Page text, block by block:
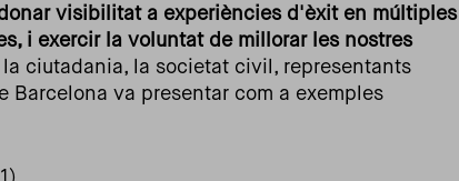
visibilitat a experiències d'èxit en múltiples
i exercir la voluntat de millorar les nostres
ciutadania, la societat civil, representants
va presentar com a exemples